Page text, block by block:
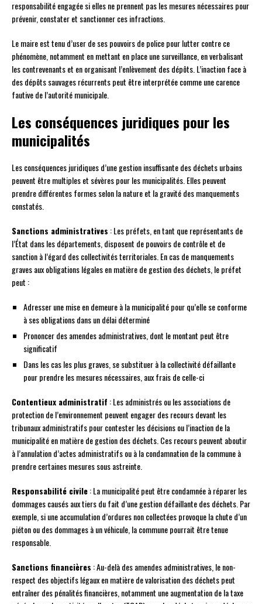
responsabilité engagée si elles ne prennent pas les mesures nécessaires pour
prévenir, constater et sanctionner ces infractions.
Le maire est tenu d’user de ses pouvoirs de police pour lutter contre ce
phénomène, notamment en mettant en place une surveillance, en verbalisant
les contrevenants et en organisant l’enlèvement des dépôts. L’inaction face à
des dépôts sauvages récurrents peut être interprétée comme une carence
fautive de l’autorité municipale.
Les conséquences juridiques pour les
municipalités
Les conséquences juridiques d’une gestion insuffisante des déchets urbains
peuvent être multiples et sévères pour les municipalités. Elles peuvent
prendre différentes formes selon la nature et la gravité des manquements
constatés.
Sanctions administratives : Les préfets, en tant que représentants de
l’État dans les départements, disposent de pouvoirs de contrôle et de
sanction à l’égard des collectivités territoriales. En cas de manquements
graves aux obligations légales en matière de gestion des déchets, le préfet
peut :
Adresser une mise en demeure à la municipalité pour qu’elle se conforme
à ses obligations dans un délai déterminé
Prononcer des amendes administratives, dont le montant peut être
significatif
Dans les cas les plus graves, se substituer à la collectivité défaillante
pour prendre les mesures nécessaires, aux frais de celle-ci
Contentieux administratif : Les administrés ou les associations de
protection de l’environnement peuvent engager des recours devant les
tribunaux administratifs pour contester les décisions ou l’inaction de la
municipalité en matière de gestion des déchets. Ces recours peuvent aboutir
à l’annulation d’actes administratifs ou à la condamnation de la commune à
prendre certaines mesures sous astreinte.
Responsabilité civile: La municipalité peut être condamnée à réparer les
dommages causés aux tiers du fait d’une gestion défaillante des déchets. Par
exemple, si une accumulation d’ordures non collectées provoque la chute d’un
piéton ou des dommages à un véhicule, la commune pourrait être tenue
responsable.
Sanctions financières : Au-delà des amendes administratives, le non-
respect des objectifs légaux en matière de valorisation des déchets peut
entraîner des pénalités financières, notamment une augmentation de la taxe